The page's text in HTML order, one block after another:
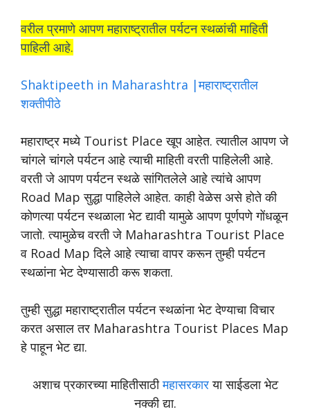
वरील प्रमाणे आपण महाराष्ट्रातील पर्यटन स्थळांची माहिती
पाहिली आहे.
Shaktipeeth in Maharashtra |महाराष्ट्रातील
शक्तीपीठे
महाराष्ट्र मध्ये Tourist Place खूप आहेत. त्यातील आपण जे
चांगले चांगले पर्यटन आहे त्याची माहिती वरती पाहिलेली आहे.
वरती जे आपण पर्यटन स्थळे सांगितलेले आहे त्यांचे आपण
Road Map सुद्धा पाहिलेले आहेत. काही वेळेस असे होते की
कोणत्या पर्यटन स्थळाला भेट द्यावी यामुळे आपण पूर्णपणे गोंधळून
जातो. त्यामुळेच वरती जे Maharashtra Tourist Place
व Road Map दिले आहे त्याचा वापर करून तुम्ही पर्यटन
स्थळांना भेट देण्यासाठी करू शकता.
तुम्ही सुद्धा महाराष्ट्रातील पर्यटन स्थळांना भेट देण्याचा विचार
करत असाल तर Maharashtra Tourist Places Map
हे पाहून भेट द्या.
अशाच प्रकारच्या माहितीसाठीमहासरकारया साईडला भेट
नक्की द्या.